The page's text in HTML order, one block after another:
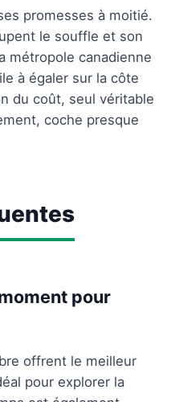
promesses à moitié.
le souffle et son
métropole canadienne
à égaler sur la côte
du coût, seul véritable
coche presque
pour
offrent le meilleur
pour explorer la